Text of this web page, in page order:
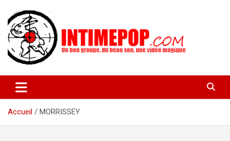
contenu
intimepop.com
actuelles pop rock, post-rock, indé sur Lyon. rock pop concert
lyon
Accueil
MORRISSEY